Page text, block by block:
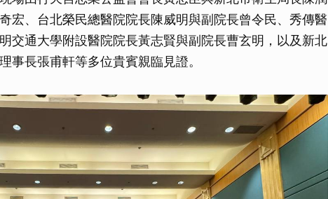
宏、台北榮民總醫院院長陳威明與副院長曾令民、秀傳醫
交通大學附設醫院院長黃志賢與副院長曹玄明，以及新北
事長張甫軒等多位貴賓親臨見證。